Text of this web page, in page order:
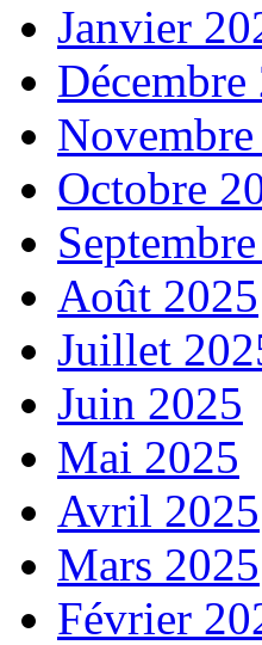
Janvier
Décembre
Octobre
Août 2025
Juillet
Juin 2025
Mai 2025
Avril 2025
Mars 2025
Février